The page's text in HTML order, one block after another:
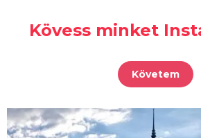
Kövess minket
Követem